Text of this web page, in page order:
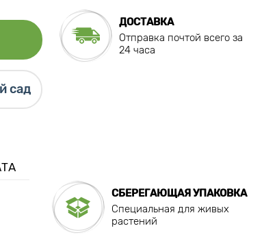
сад
ДОСТАВКА
Отправка почтой всего за
24 часа
СБЕРЕГАЮЩАЯ УПАКОВКА
Специальная для живых
растений